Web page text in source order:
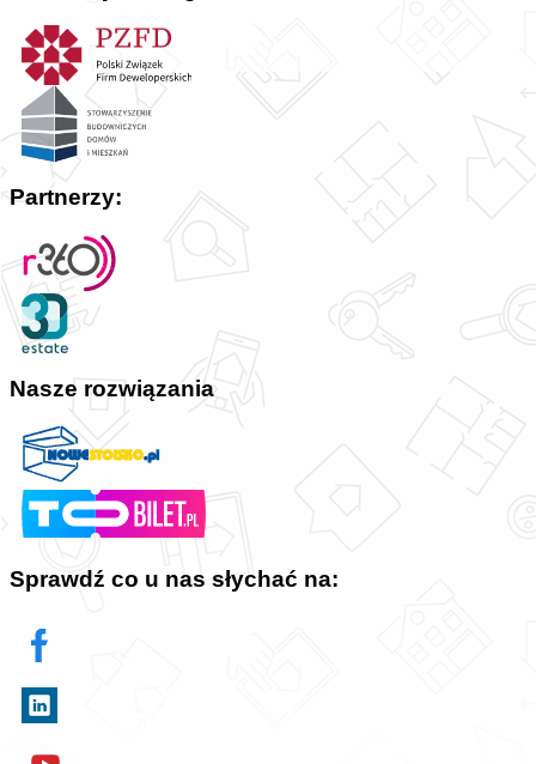
Partnerzy:
Nasze rozwiązania
Sprawdź co u nas słychać na: